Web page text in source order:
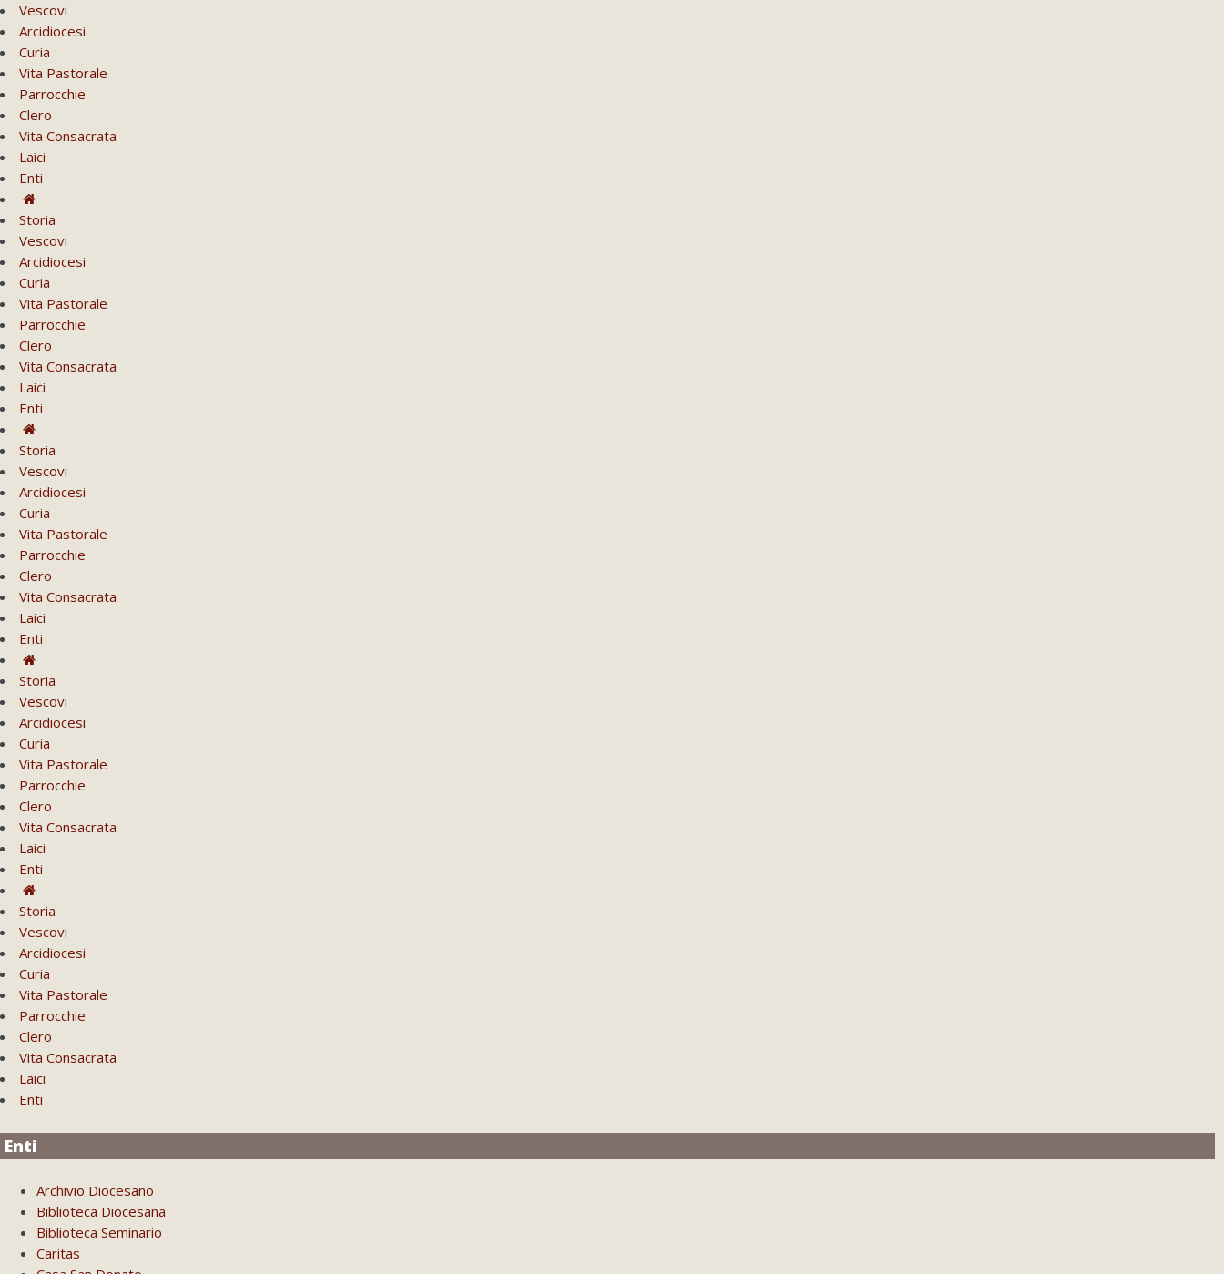
Vescovi
Arcidiocesi
Curia
Vita Pastorale
Parrocchie
Clero
Vita Consacrata
Laici
Enti
Storia
Vescovi
Arcidiocesi
Curia
Vita Pastorale
Parrocchie
Clero
Vita Consacrata
Laici
Enti
Storia
Vescovi
Arcidiocesi
Curia
Vita Pastorale
Parrocchie
Clero
Vita Consacrata
Laici
Enti
Storia
Vescovi
Arcidiocesi
Curia
Vita Pastorale
Parrocchie
Clero
Vita Consacrata
Laici
Enti
Storia
Vescovi
Arcidiocesi
Curia
Vita Pastorale
Parrocchie
Clero
Vita Consacrata
Laici
Enti
Enti
Archivio Diocesano
Biblioteca Diocesana
Biblioteca Seminario
Caritas